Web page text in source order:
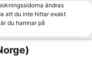
ändras
att du inte hittar exakt
du hamnar på